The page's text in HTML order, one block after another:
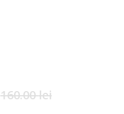
160.00lei